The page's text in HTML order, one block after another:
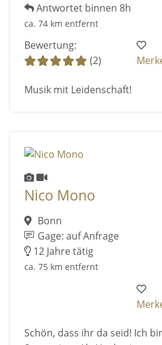
Antwortet binnen 8h
ca. 74 km entfernt
Bewertung:
(2)
Musik mit Leidenschaft!
Nico Mono
Bonn
Gage: auf Anfrage
12 Jahre tätig
ca. 75 km entfernt
Schön, dass ihr da seid! Ich